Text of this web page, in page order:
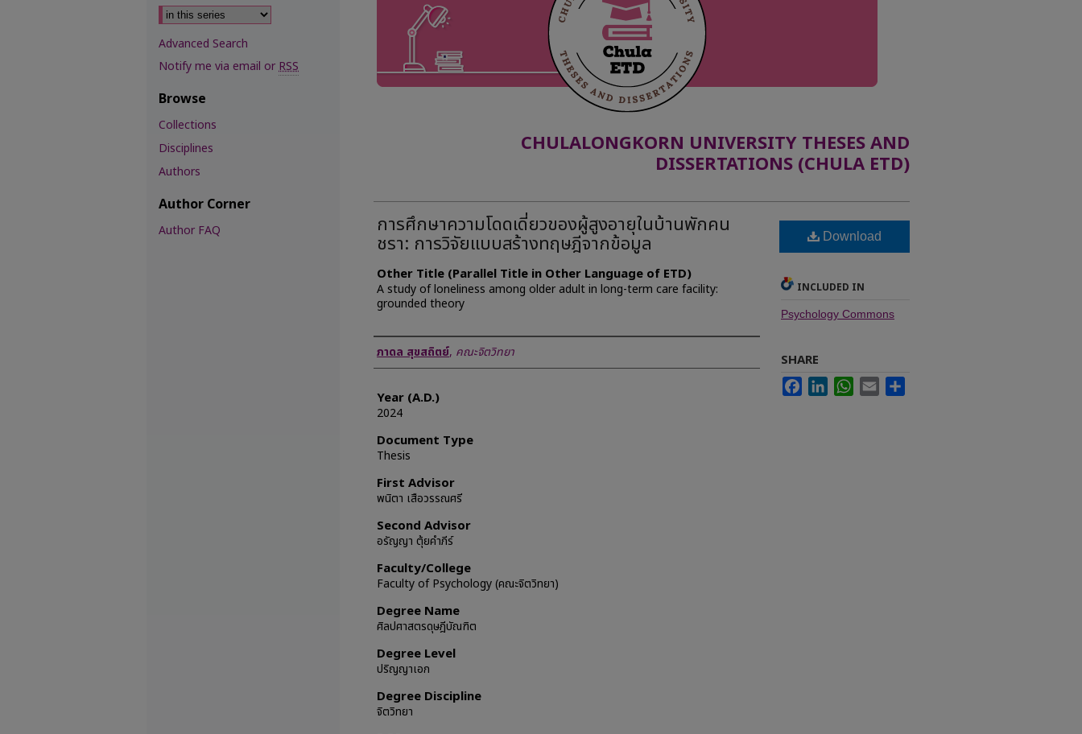
CHULALONGKORN UNIVERSITY THESES AND
DISSERTATIONS (CHULA ETD)
การศึกษาความโดดเดี่ยวของผู้สูงอายุในบ้านพักคน
ชรา: การวิจัยแบบสร้างทฤษฎีจากข้อมูล
Other Title (Parallel Title in Other Language of ETD)
A study of loneliness among older adult in long-term care facility:
grounded theory
Author
ภาดล สุขสถิตย์, คณะจิตวิทยา
Year (A.D.)
2024
Document Type
Thesis
First Advisor
พนิตา เสือวรรณศรี
Second Advisor
อรัญญา ตุ้ยคำภีร์
Faculty/College
Faculty of Psychology (คณะจิตวิทยา)
Degree Name
ศิลปศาสตรดุษฎีบัณฑิต
Degree Level
ปริญญาเอก
Degree Discipline
จิตวิทยา
Download
INCLUDED IN
Psychology Commons
SHARE
FacebookLinkedInWhatsApp
Email
Advanced Search
Notify me via email orRSS
Browse
Collections
Disciplines
Authors
Author Corner
Author FAQ